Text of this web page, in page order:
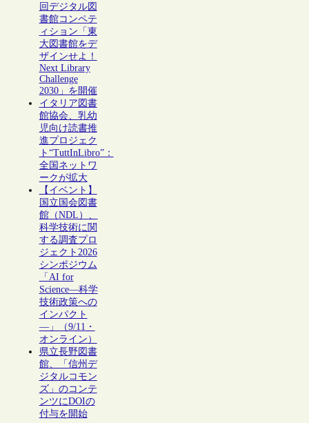
回デジタル図
書館コンペテ
ィション「東
大図書館をデ
ザインせよ！
Next Library
Challenge
2030」を開催
イタリア図書
館協会、乳幼
児向け読書推
進プロジェク
ト“TuttInLibro”：
全国ネットワ
ークが拡大
【イベント】
国立国会図書
館（NDL）、
科学技術に関
する調査プロ
ジェクト2026
シンポジウム
「AI for
Science―科学
技術政策への
インパクト
―」（9/11・
オンライン）
県立長野図書
館、「信州デ
ジタルコモン
ズ」のコンテ
ンツにDOIの
付与を開始